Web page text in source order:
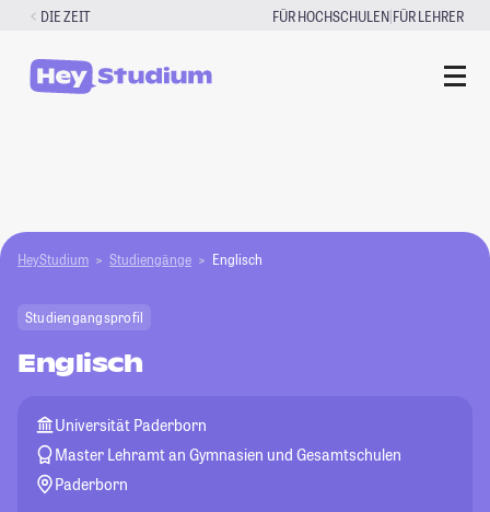
Zum
springen
DIE ZEIT FÜR HOCHSCHULEN|FÜR LEHRER
HeyStudium Studiengänge Englisch
Studiengangsprofil
Englisch
Universität Paderborn
Master Lehramt an Gymnasien und Gesamtschulen
Paderborn